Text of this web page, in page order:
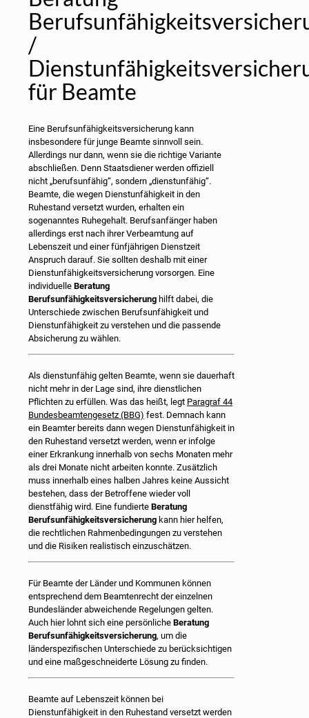
/
für Beamte
Eine Berufsunfähigkeitsversicherung kann
insbesondere für junge Beamte sinnvoll sein.
Allerdings nur dann, wenn sie die richtige Variante
abschließen. Denn Staatsdiener werden offiziell
nicht „berufsunfähig“, sondern „dienstunfähig“.
Beamte, die wegen Dienstunfähigkeit in den
Ruhestand versetzt wurden, erhalten ein
sogenanntes Ruhegehalt. Berufsanfänger haben
allerdings erst nach ihrer Verbeamtung auf
Lebenszeit und einer fünfjährigen Dienstzeit
Anspruch darauf. Sie sollten deshalb mit einer
Dienstunfähigkeitsversicherung vorsorgen. Eine
individuelle Beratung
Berufsunfähigkeitsversicherung hilft dabei, die
Unterschiede zwischen Berufsunfähigkeit und
Dienstunfähigkeit zu verstehen und die passende
Absicherung zu wählen.
Als dienstunfähig gelten Beamte, wenn sie dauerhaft
nicht mehr in der Lage sind, ihre dienstlichen
Pflichten zu erfüllen. Was das heißt, legt Paragraf 44
Bundesbeamtengesetz (BBG) fest. Demnach kann
ein Beamter bereits dann wegen Dienstunfähigkeit in
den Ruhestand versetzt werden, wenn er infolge
einer Erkrankung innerhalb von sechs Monaten mehr
als drei Monate nicht arbeiten konnte. Zusätzlich
muss innerhalb eines halben Jahres keine Aussicht
bestehen, dass der Betroffene wieder voll
dienstfähig wird. Eine fundierte Beratung
Berufsunfähigkeitsversicherung kann hier helfen,
die rechtlichen Rahmenbedingungen zu verstehen
und die Risiken realistisch einzuschätzen.
Für Beamte der Länder und Kommunen können
entsprechend dem Beamtenrecht der einzelnen
Bundesländer abweichende Regelungen gelten.
Auch hier lohnt sich eine persönliche Beratung
Berufsunfähigkeitsversicherung, um die
länderspezifischen Unterschiede zu berücksichtigen
und eine maßgeschneiderte Lösung zu finden.
Beamte auf Lebenszeit können bei
Dienstunfähigkeit in den Ruhestand versetzt werden